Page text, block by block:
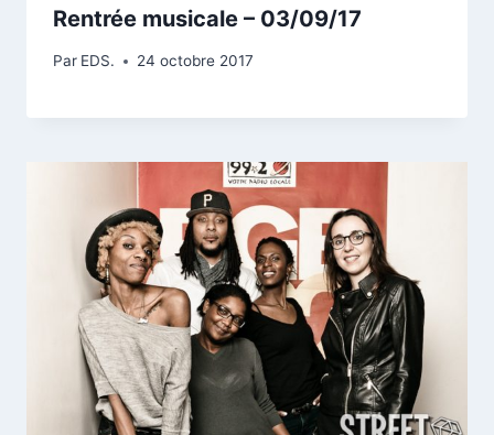
Rentrée musicale – 03/09/17
Par EDS. 24 octobre 2017